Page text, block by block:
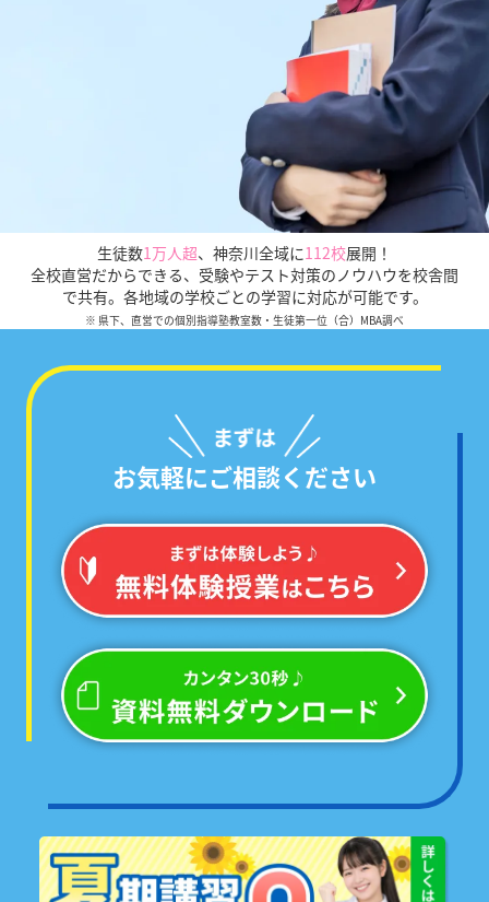
生徒数1万人超、 神奈川全域に112校展開！
全校直営だからできる、受験やテスト対策のノウハウを校舎間
で共有。各地域の学校ごとの学習に対応が可能です。
※ 県下、直営での個別指導塾教室数・生徒第一位（合）MBA調べ
お気軽にご相談ください